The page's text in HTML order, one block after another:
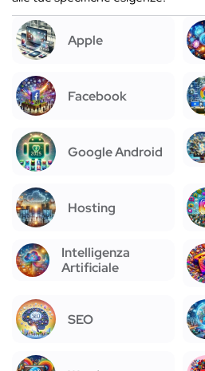
Apple
Facebook
Google Android
Hosting
Intelligenza
Artificiale
SEO